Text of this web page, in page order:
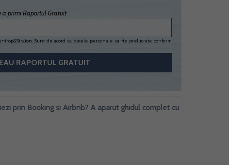
a primi Raportul Gratuit
Sunt de acord ca datele personale sa fie prelucrate conform
Booking si Airbnb? A aparut ghidul complet cu obligatii fiscale si